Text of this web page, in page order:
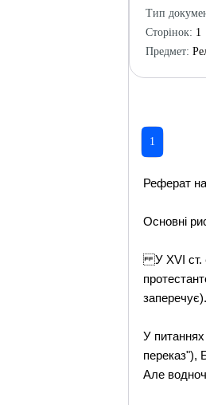
Тип
Сторінок: 1
Предмет:
1
Реферат
Основні
У XVI ст.
заперечує).
У
переказ"),
Але